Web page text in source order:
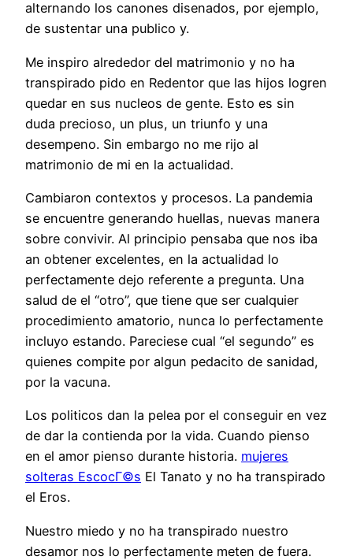
alternando los canones disenados, por ejemplo,
de sustentar una publico y.
Me inspiro alrededor del matrimonio y no ha
transpirado pido en Redentor que las hijos logren
quedar en sus nucleos de gente. Esto es sin
duda precioso, un plus, un triunfo y una
desempeno. Sin embargo no me rijo al
matrimonio de mi en la actualidad.
Cambiaron contextos y procesos. La pandemia
se encuentre generando huellas, nuevas manera
sobre convivir. Al principio pensaba que nos iba
an obtener excelentes, en la actualidad lo
perfectamente dejo referente a pregunta. Una
salud de el “otro”, que tiene que ser cualquier
procedimiento amatorio, nunca lo perfectamente
incluyo estando. Pareciese cual “el segundo” es
quienes compite por algun pedacito de sanidad,
por la vacuna.
Los politicos dan la pelea por el conseguir en vez
de dar la contienda por la vida. Cuando pienso
en el amor pienso durante historia. mujeres
solteras EscocГ©s El Tanato y no ha transpirado
el Eros.
Nuestro miedo y no ha transpirado nuestro
desamor nos lo perfectamente meten de fuera.